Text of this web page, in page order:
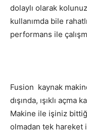
dolaylı olarak
kullanımda bile
performans ile
Fusion kaynak
dışında, ışıklı açma
Makine ile işiniz
olmadan tek hareket